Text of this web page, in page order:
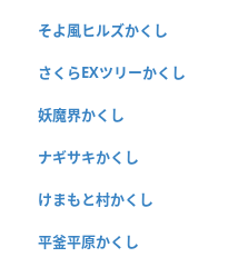
そよ風ヒルズかくし
さくらEXツリーかくし
妖魔界かくし
ナギサキかくし
けまもと村かくし
平釜平原かくし